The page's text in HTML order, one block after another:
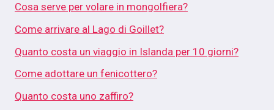
Cosa serve per volare in mongolfiera?
Come arrivare al Lago di Goillet?
Quanto costa un viaggio in Islanda per 10 giorni?
Come adottare un fenicottero?
Quanto costa uno zaffiro?